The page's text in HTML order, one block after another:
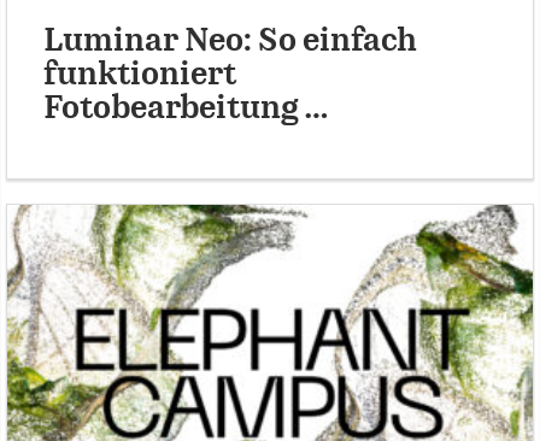
Luminar Neo: So einfach
funktioniert
Fotobearbeitung …